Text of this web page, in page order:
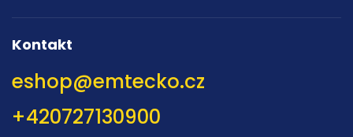
Kontakt
eshop@emtecko.cz
+420727130900